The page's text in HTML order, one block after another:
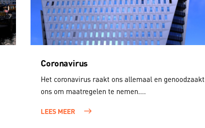
Coronavirus
Het coronavirus raakt ons allemaal en genoodzaakt
ons om maatregelen te nemen....
LEES MEER